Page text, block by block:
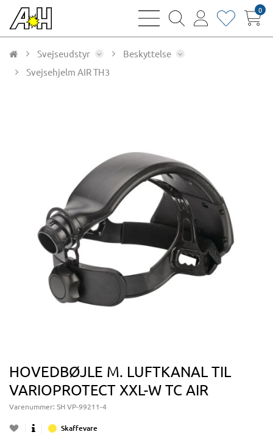
bars
magnifying
user
heart0
Svejseudstyr
Beskyttelse
Svejsehjelm AIR TH3
HOVEDBØJLE M. LUFTKANAL TIL
VARIOPROTECT XXL-W TC AIR
Varenummer: SH VP-99211-4
Skaffevare